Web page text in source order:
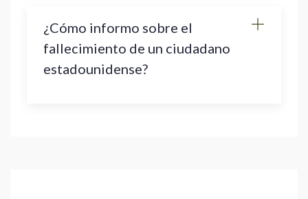
¿Cómo informo sobre el
fallecimiento de un ciudadano
estadounidense?